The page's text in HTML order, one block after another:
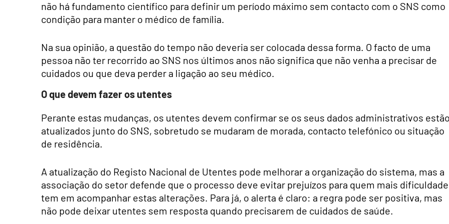
não há fundamento científico para definir um período máximo sem contacto com o SNS como
condição para manter o médico de família.
Na sua opinião, a questão do tempo não deveria ser colocada dessa forma. O facto de uma
pessoa não ter recorrido ao SNS nos últimos anos não significa que não venha a precisar de
cuidados ou que deva perder a ligação ao seu médico.
O que devem fazer os utentes
Perante estas mudanças, os utentes devem confirmar se os seus dados administrativos
atualizados junto do SNS, sobretudo se mudaram de morada, contacto telefónico ou situação
de residência.
A atualização do Registo Nacional de Utentes pode melhorar a organização do sistema, mas a
associação do setor defende que o processo deve evitar prejuízos para quem mais dificuldade
tem em acompanhar estas alterações. Para já, o alerta é claro: a regra pode ser positiva, mas
não pode deixar utentes sem resposta quando precisarem de cuidados de saúde.